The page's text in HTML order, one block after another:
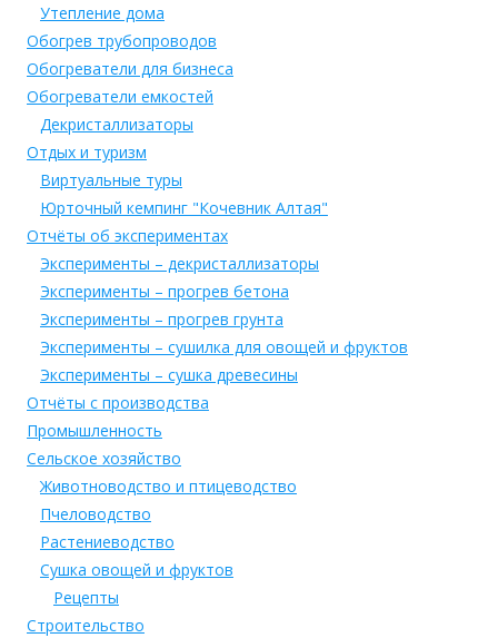
Утепление дома
Обогрев трубопроводов
Обогреватели для бизнеса
Обогреватели емкостей
Декристаллизаторы
Отдых и туризм
Виртуальные туры
Юрточный кемпинг "Кочевник Алтая"
Отчёты об экспериментах
Эксперименты – декристаллизаторы
Эксперименты – прогрев бетона
Эксперименты – прогрев грунта
Эксперименты – сушилка для овощей и фруктов
Эксперименты – сушка древесины
Отчёты с производства
Промышленность
Сельское хозяйство
Животноводство и птицеводство
Пчеловодство
Растениеводство
Сушка овощей и фруктов
Рецепты
Строительство